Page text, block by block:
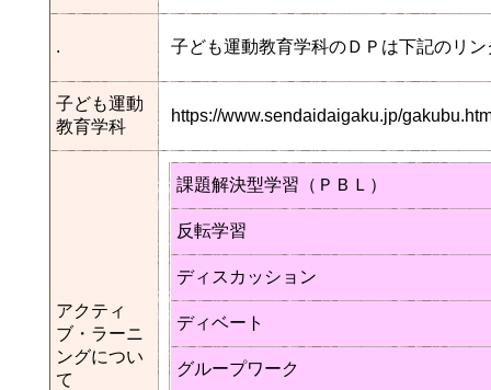
. 子ども運動教育学科のＤＰは下記のリ
子ども運動
教育学科
https://www.sendaidaigaku.jp/
アクティ
ブ・ラーニ
ングについ
て
課題解決型学習（ＰＢＬ）
反転学習
ディスカッション
ディベート
グループワーク